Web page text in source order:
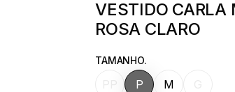
VESTIDO CARLA
ROSA CLARO
TAMANHO.
M
P